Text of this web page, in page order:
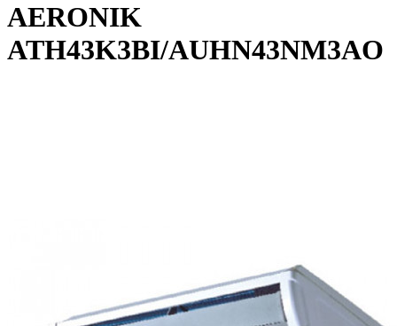
AERONIK
ATH43K3BI/AUHN43NM3AO